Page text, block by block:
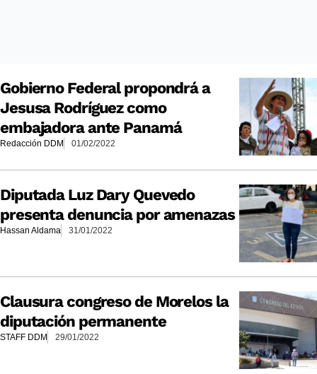
Gobierno Federal propondrá a
Jesusa Rodríguez como
embajadora ante Panamá
Redacción DDM 01/02/2022
Diputada Luz Dary Quevedo
presenta denuncia por amenazas
Hassan Aldama 31/01/2022
Clausura congreso de Morelos la
diputación permanente
STAFF DDM 29/01/2022